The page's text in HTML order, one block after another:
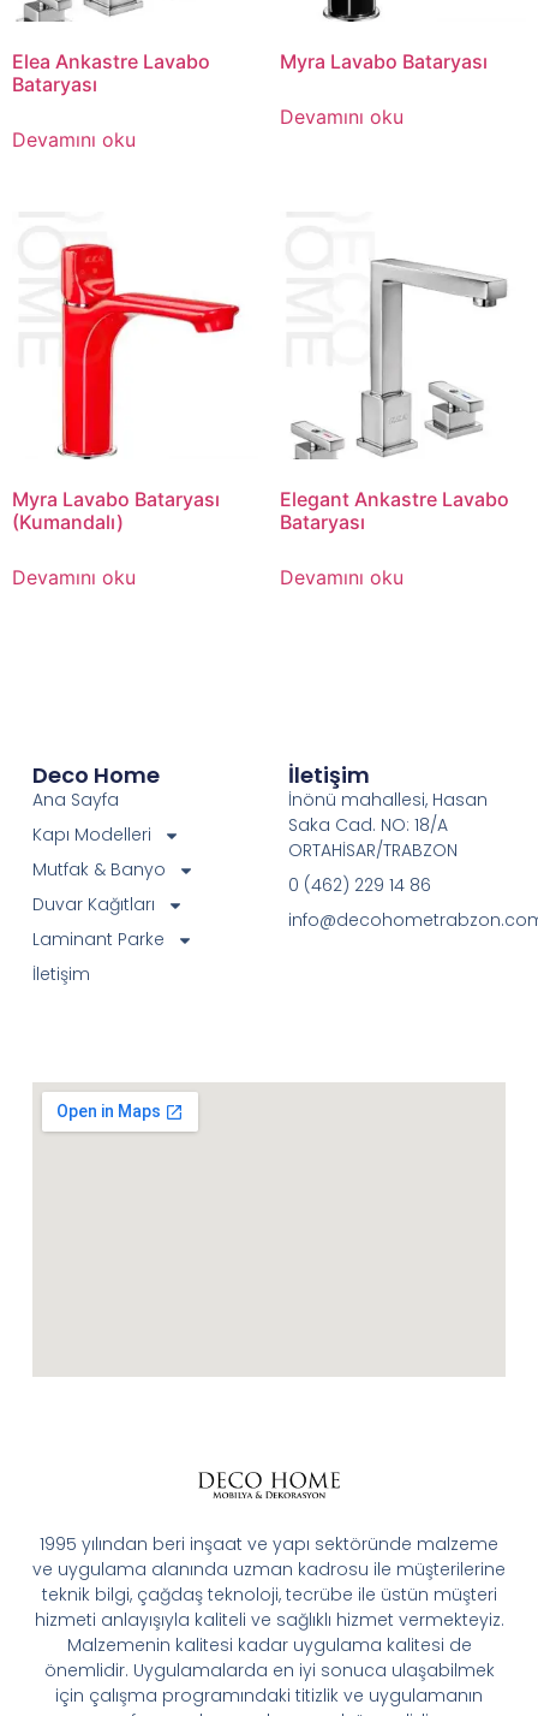
Elea Ankastre Lavabo
Bataryası
Devamını oku
Myra Lavabo Bataryası
Devamını oku
Myra Lavabo Bataryası
(Kumandalı)
Devamını oku
Elegant Ankastre Lavabo
Bataryası
Devamını oku
1995 yılından beri inşaat ve yapı sektöründe malzeme
ve uygulama alanında uzman kadrosu ile müşterilerine
teknik bilgi, çağdaş teknoloji, tecrübe ile üstün müşteri
hizmeti anlayışıyla kaliteli ve sağlıklı hizmet vermekteyiz.
Malzemenin kalitesi kadar uygulama kalitesi de
önemlidir. Uygulamalarda en iyi sonuca ulaşabilmek
için çalışma programındaki titizlik ve uygulamanın
Deco Home
Ana Sayfa
Kapı Modelleri
Mutfak & Banyo
Duvar Kağıtları
Laminant Parke
İletişim
İletişim
İnönü mahallesi, Hasan
Saka Cad. NO: 18/A
ORTAHİSAR/TRABZON
0 (462) 229 14 86